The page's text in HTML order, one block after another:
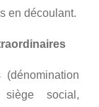
en découlant.
(dénomination
social,